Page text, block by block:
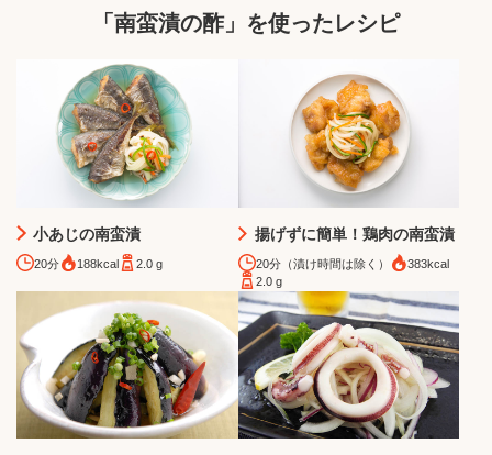
「南蛮漬の酢」を使ったレシピ
小あじの南蛮漬
20分 188kcal 2.0 g
揚げずに簡単！鶏肉の南蛮漬
20分（漬け時間は除く）
383kcal
2.0 g